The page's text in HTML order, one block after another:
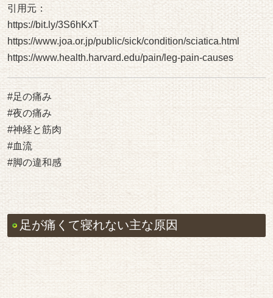
引用元：
https://bit.ly/3S6hKxT
https://www.joa.or.jp/public/sick/condition/sciatica.html
https://www.health.harvard.edu/pain/leg-pain-causes
#足の痛み
#夜の痛み
#神経と筋肉
#血流
#脚の違和感
足が痛くて寝れない主な原因